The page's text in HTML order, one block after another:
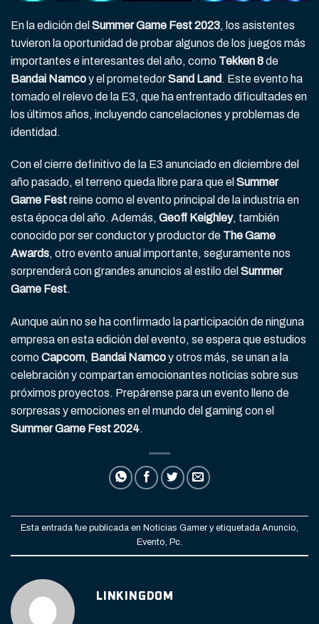
En la edición del Summer Game Fest 2023, los asistentes
tuvieron la oportunidad de probar algunos de los juegos más
importantes e interesantes del año, como Tekken 8de
Bandai Namcoy el prometedorSand Land . Este evento ha
tomado el relevo de la E3, que ha enfrentado dificultades en
los últimos años, incluyendo cancelaciones y problemas de
identidad.
Con el cierre definitivo de la E3 anunciado en diciembre del
año pasado, el terreno queda libre para que el Summer
Game Festreine como el evento principal de la industria en
esta época del año. Además, Geoff Keighley, también
conocido por ser conductor y productor de The Game
Awards, otro evento anual importante, seguramente nos
sorprenderá con grandes anuncios al estilo del Summer
Game Fest.
Aunque aún no se ha confirmado la participación de ninguna
empresa en esta edición del evento, se espera que estudios
comoCapcom, Bandai Namcoy otros más, se unan a la
celebración y compartan emocionantes noticias sobre sus
próximos proyectos. Prepárense para un evento lleno de
sorpresas y emociones en el mundo del gaming con el
Summer Game Fest 2024.
Esta entrada fue publicada en Noticias Gamer y etiquetada Anuncio,
Evento, Pc.
LINKINGDOM